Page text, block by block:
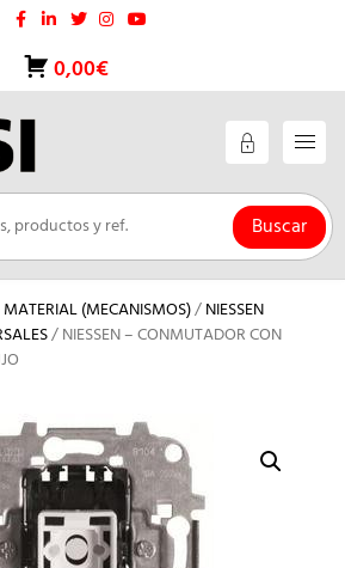
0,00€
Buscar
(MECANISMOS)/NIESSEN
/ NIESSEN – CONMUTADOR CON